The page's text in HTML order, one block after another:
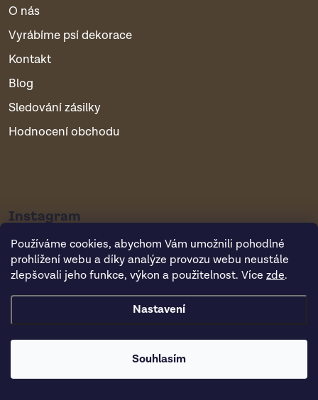
Používáme cookies, abychom Vám umožnili pohodlné
prohlížení webu a díky analýze provozu webu neustále
zlepšovali jeho funkce, výkon a použitelnost. Více zde.
Nastavení
Souhlasím
O nás
Vyrábíme psí dekorace
Kontakt
Blog
Sledování zásilky
Hodnocení obchodu
Instagram
Copyright 2026Vsepropejska.cz. Všechna práva vyhrazena.